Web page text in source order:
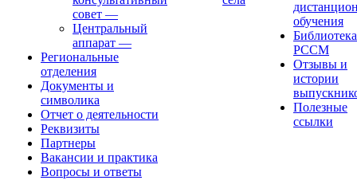
совет —
Центральный
аппарат —
Региональные
отделения
Документы и
символика
Отчет о деятельности
Реквизиты
Партнеры
Вакансии и практика
Вопросы и ответы
обучения
Библиотека
РССМ
Отзывы и
истории
Полезные
ссылки